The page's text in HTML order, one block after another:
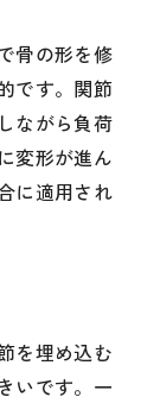
骨の形を修
です。関節
ながら負荷
変形が進ん
に適用され
を埋め込む
いです。一